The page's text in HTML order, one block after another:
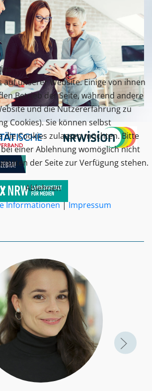
auf unserer Website. Einige von ihnen
Betrieb der Seite, während andere
und die Nutzererfahrung zu
Cookies). Sie können selbst
die Cookies zulassen möchten. Bitte
bei einer Ablehnung womöglich nicht
der Seite zur Verfügung stehen.
Ablehnen
Informationen|Impressum